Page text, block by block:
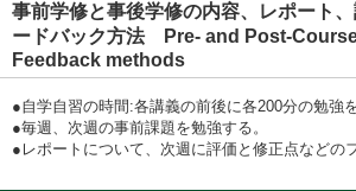
事前学修と事後学修の内容、レポート
ードバック方法 Pre- and Post-
Feedback methods
●自学自習の時間:各講義の前後に各200分の勉強
●毎週、次週の事前課題を勉強する。
●レポートについて、次週に評価と修正点などの